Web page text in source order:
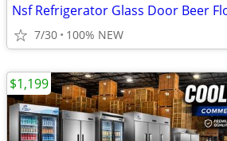
7/30 100% NEW
$1,199